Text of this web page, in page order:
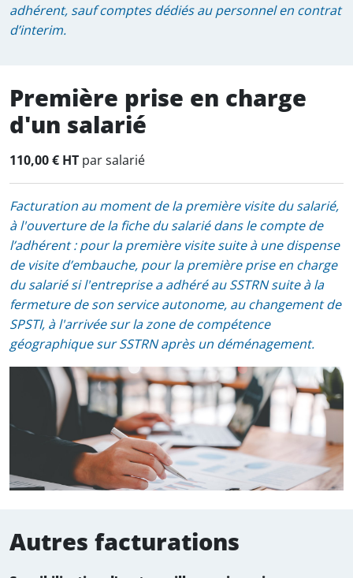
adhérent, sauf comptes dédiés au personnel en contrat
d’interim.
Première prise en charge
d'un salarié
110,00 € HT par salarié
Facturation au moment de la première visite du salarié,
à l'ouverture de la fiche du salarié dans le compte de
l’adhérent : pour la première visite suite à une dispense
de visite d’embauche, pour la première prise en charge
du salarié si l'entreprise a adhéré au SSTRN suite à la
fermeture de son service autonome, au changement de
SPSTI, à l'arrivée sur la zone de compétence
géographique sur SSTRN après un déménagement.
Autres facturations